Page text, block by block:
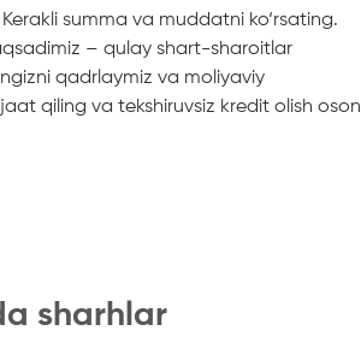
summa va muddatni ko‘rsating.
– qulay shart-sharoitlar
qadrlaymiz va moliyaviy
qiling va tekshiruvsiz kredit olish oson
sharhlar